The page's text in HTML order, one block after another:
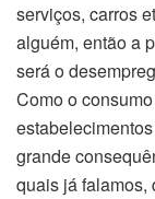
serviços, carros
alguém, então a
será o
Como o
grande
quais já falamos,